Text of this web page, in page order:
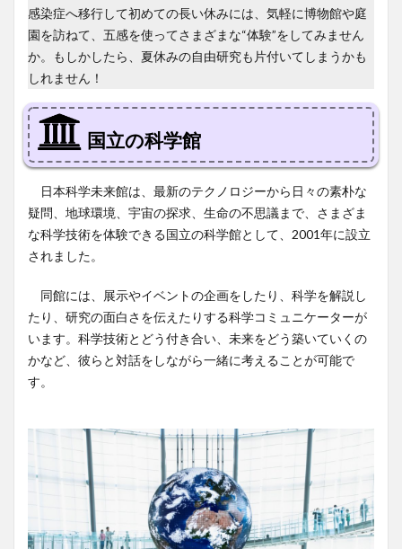
感染症へ移行して初めての長い休みには、気軽に博物館や庭
園を訪ねて、五感を使ってさまざまな“体験”をしてみません
か。もしかしたら、夏休みの自由研究も片付いてしまうかも
しれません！
国立の科学館
日本科学未来館は、最新のテクノロジーから日々の素朴な
疑問、地球環境、宇宙の探求、生命の不思議まで、さまざま
な科学技術を体験できる国立の科学館として、2001年に設立
されました。
同館には、展示やイベントの企画をしたり、科学を解説し
たり、研究の面白さを伝えたりする科学コミュニケーターが
います。科学技術とどう付き合い、未来をどう築いていくの
かなど、彼らと対話をしながら一緒に考えることが可能で
す。